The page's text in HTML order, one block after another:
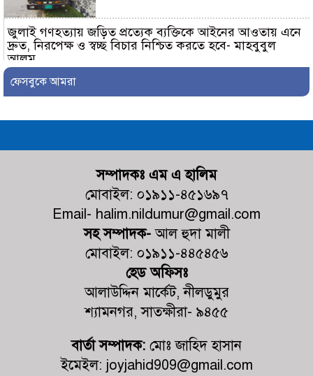
জুলাই গণহত্যায় জড়িত প্রত্যেক ব্যক্তিকে আইনের আওতায় এনে
দ্রুত, নিরপেক্ষ ও স্বচ্ছ বিচার নিশ্চিত করতে হবে- মাহবুবুল
আলম
দেবহাটায় বিএনপির আয়োজনে জুলাই
সভা অনুষ্ঠিত
উপলক্ষে আলোচনা সভা
জুলাই গণঅভ্যুত্থানের দ্বিতীয় বর্ষপূর্তি উপলক্ষে শ্যামনগরে
জামায়াতের গণমিছিল ও বিক্ষোভ সমাবেশ
কালিগঞ্জের ভ্রাম্যমাণ আদালতের অভিযান:
৫টি প্রতিষ্ঠানে জরিমানা
কালিগঞ্জে চেয়ারম্যান পদপ্রার্থী শেখ
ওপর বাঁশের সাঁকো নির্মাণ
ফেসবুকে আমরা
সম্পাদকঃ এম এ হালিম
মোবাইল: ০১৯১১-৪৫১৬৯৭
Email- halim.nildumur@gmail.com
সহ সম্পাদক-আল হুদা মালী
মোবাইল: ০১৯১১-৪৪৫৪৫৬
হেড অফিসঃ
আলাউদ্দিন মার্কেট, নীলডুমুর
শ্যামনগর, সাতক্ষীরা- ৯৪৫৫
বার্তা সম্পাদক: মোঃ জাহিদ হাসান
ইমেইল: joyjahid909@gmail.com